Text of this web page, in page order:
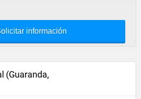
información
(Guaranda,